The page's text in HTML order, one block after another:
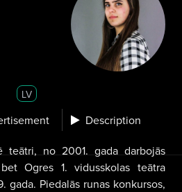
LV
Description
teātri, no 2001. gada darbojās
Ogres 1. vidusskolas teātra
gada. Piedalās runas konkursos,